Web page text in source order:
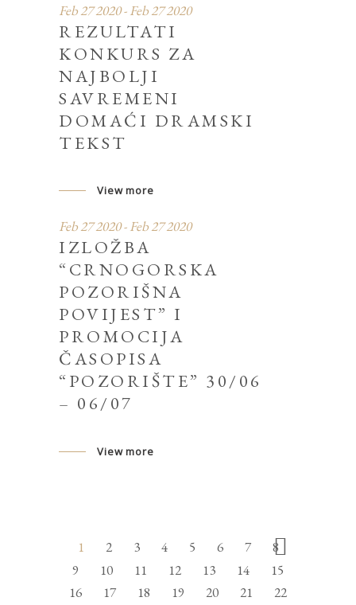
Feb 27 2020 - Feb 27 2020
REZULTATI
KONKURS ZA
NAJBOLJI
SAVREMENI
DOMAĆI DRAMSKI
TEKST
View more
Feb 27 2020 - Feb 27 2020
IZLOŽBA
“CRNOGORSKA
POZORIŠNA
POVIJEST” I
PROMOCIJA
ČASOPISA
“POZORIŠTE” 30/06
– 06/07
View more
1 2 3 4 5 6 7
8
9
10 11 12 13 14
15
16
17 18 19 20 21
22